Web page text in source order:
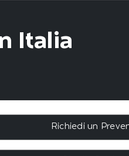
Italia
Richiedi un